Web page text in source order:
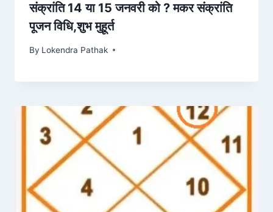
संक्रांति 14 या 15 जनवरी को ? मकर संक्रांति
पूजन विधि,शुभ मुहूर्त
By Lokendra Pathak